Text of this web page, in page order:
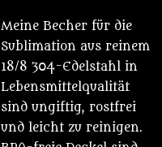
Meine Becher für die
Sublimation aus reinem
18/8 304-Edelstahl in
Lebensmittelqualität
sind ungiftig, rostfrei
und leicht zu reinigen.